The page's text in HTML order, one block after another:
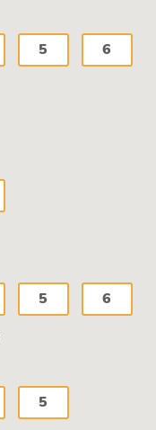
5 6
5 6
5